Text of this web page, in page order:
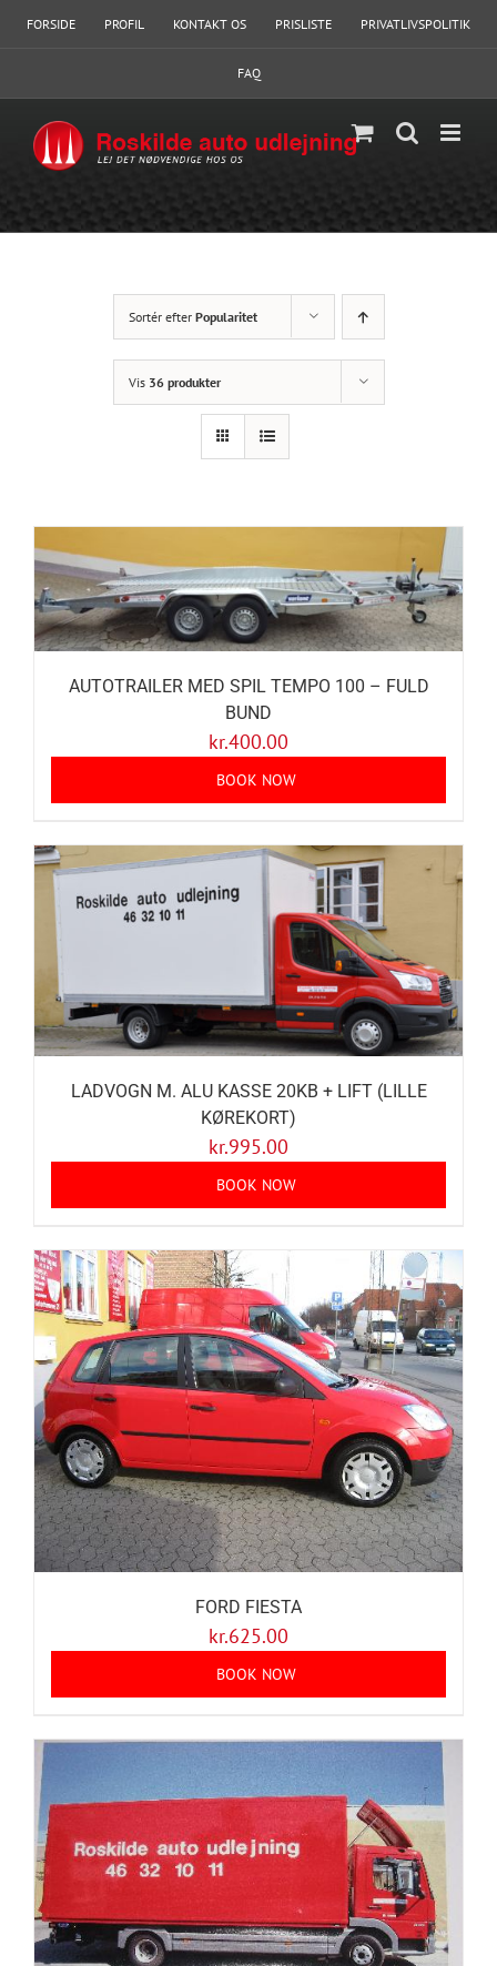
FORSIDE PROFIL KONTAKT OS PRISLISTE PRIVATLIVSPOLITIK
FAQ
Sortér efter Popularitet
Vis 36 produkter
AUTOTRAILER MED SPIL TEMPO 100 – FULD
BUND
kr.400.00
BOOK NOW
LADVOGN M. ALU KASSE 20KB + LIFT (LILLE
KØREKORT)
kr.995.00
BOOK NOW
FORD FIESTA
kr.625.00
BOOK NOW